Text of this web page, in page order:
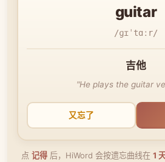
guitar
/ɡɪˈtɑːr/
吉他
"He plays the guitar
又忘了
点 记得后，HiWord 会按遗忘曲线在 1